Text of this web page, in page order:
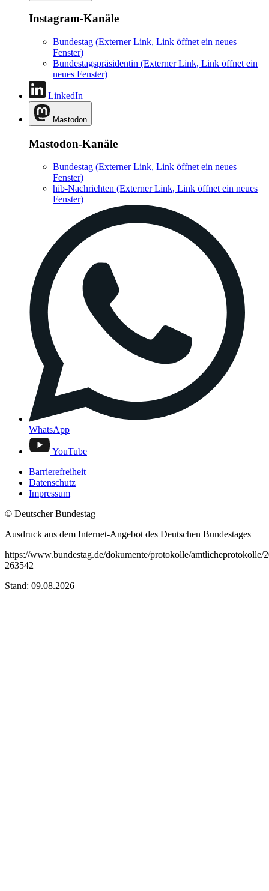
Instagram-Kanäle
Bundestag (Externer Link, Link öffnet ein neues
Fenster)
Bundestagspräsidentin (Externer Link, Link öffnet ein
neues Fenster)
LinkedIn
Mastodon
Mastodon-Kanäle
Bundestag (Externer Link, Link öffnet ein neues
Fenster)
hib-Nachrichten (Externer Link, Link öffnet ein neues
Fenster)
WhatsApp
YouTube
Barrierefreiheit
Datenschutz
Impressum
© Deutscher Bundestag
Ausdruck aus dem Internet-Angebot des Deutschen Bundestages
https://www.bundestag.de/dokumente/protokolle/amtlicheprotokolle/
263542
Stand: 09.08.2026